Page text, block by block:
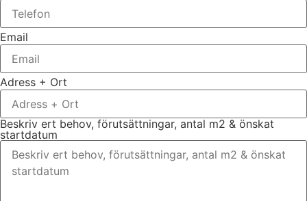
Email
Adress + Ort
Beskriv ert behov, förutsättningar, antal m2 & önskat
startdatum